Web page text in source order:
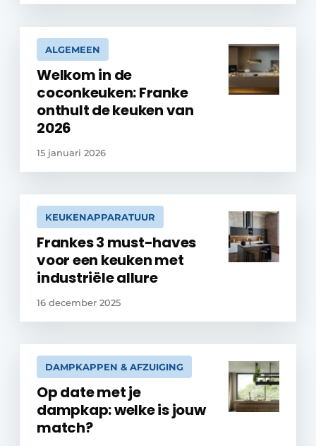
ALGEMEEN
Welkom in de
coconkeuken: Franke
onthult de keuken van
2026
15 januari 2026
KEUKENAPPARATUUR
Frankes 3 must-haves
voor een keuken met
industriële allure
16 december 2025
DAMPKAPPEN & AFZUIGING
Op date met je
dampkap: welke is jouw
match?